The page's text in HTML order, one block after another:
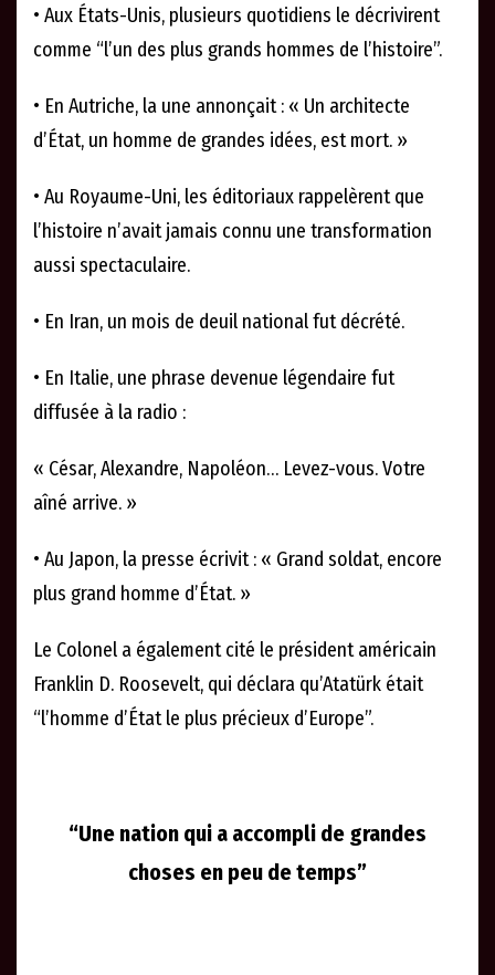
• Aux États-Unis, plusieurs quotidiens le décrivirent
comme “l’un des plus grands hommes de l’histoire”.
• En Autriche, la une annonçait : « Un architecte
d’État, un homme de grandes idées, est mort. »
• Au Royaume-Uni, les éditoriaux rappelèrent que
l’histoire n’avait jamais connu une transformation
aussi spectaculaire.
• En Iran, un mois de deuil national fut décrété.
• En Italie, une phrase devenue légendaire fut
diffusée à la radio :
« César, Alexandre, Napoléon… Levez-vous. Votre
aîné arrive. »
• Au Japon, la presse écrivit : « Grand soldat, encore
plus grand homme d’État. »
Le Colonel a également cité le président américain
Franklin D. Roosevelt, qui déclara qu’Atatürk était
“l’homme d’État le plus précieux d’Europe”.
“Une nation qui a accompli de grandes
choses en peu de temps”